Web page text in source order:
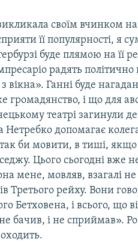
своїм вчинком
її популярності, я
буде плямою на її
радять
вікна». Ганні буде
громадянство, і що для
театрі загинули
Нетребко допомагає
би мовити, в тиші, якщо
Цього сьогодні вже
мене, мовляв, взагалі
Третього рейху. Вони
Бетховена, і всього, що
бачив, і не сприймав».